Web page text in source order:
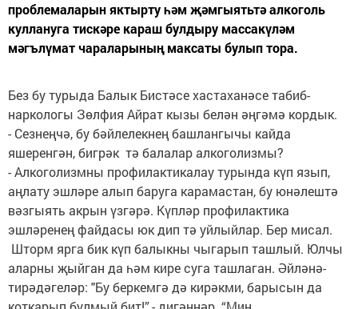
проблемаларын яктырту һәм җәмгыятьтә алкоголь
куллануга тискәре караш булдыру массакүләм
мәгълүмат чараларының максаты булып тора.
Без бу турыда Балык Бистәсе хастаханәсе табиб-
наркологы Зөлфия Айрат кызы белән әңгәмә кордык.
- Сезнеңчә, бу бәйлелекнең башлангычы кайда
яшеренгән, бигрәк тә балалар алкоголизмы?
- Алкоголизмны профилактикалау турында күп язып,
аңлату эшләре алып баруга карамастан, бу юнәлештә
вәзгыять акрын үзгәрә. Күпләр профилактика
эшләренең файдасы юк дип тә уйлыйлар. Бер мисал.
Шторм ярга бик күп балыкны чыгарып ташлый. Юлчы
аларны җыйган да һәм кире суга ташлаган. Әйләнә-
тирәдәгеләр: "Бу беркемгә дә кирәкми, барысын да